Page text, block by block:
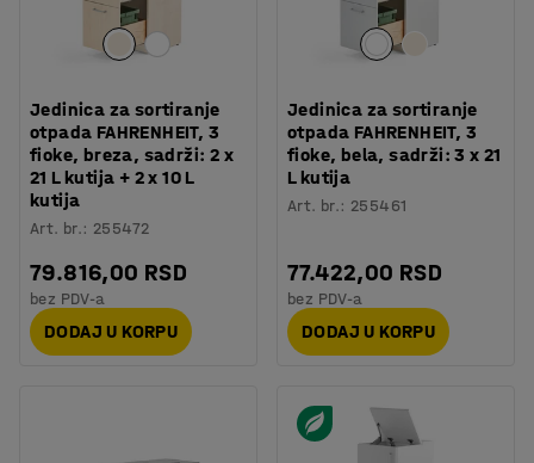
Jedinica za sortiranje
otpada FAHRENHEIT, 3
fioke, breza, sadrži: 2 x
21 L kutija + 2 x 10 L
kutija
Art. br.: 255472
79.816,00 RSD
bez PDV-a
DODAJ U KORPU
Jedinica za sortiranje
otpada FAHRENHEIT, 3
fioke, bela, sadrži: 3 x 21
L kutija
Art. br.: 255461
77.422,00 RSD
bez PDV-a
DODAJ U KORPU